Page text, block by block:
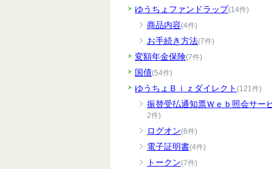
ゆうちょファンドラップ(14件)
商品内容(4件)
お手続き方法(7件)
変額年金保険(7件)
国債(54件)
ゆうちょＢｉｚダイレクト (121件)
振替受払通知票Ｗｅｂ照会サー
2件)
ログオン(6件)
電子証明書(4件)
トークン(7件)